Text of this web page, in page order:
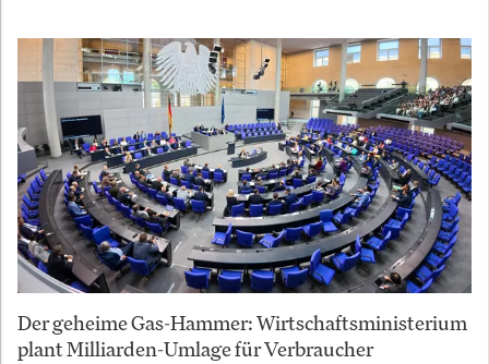
Der geheime Gas-Hammer: Wirtschaftsministerium
plant Milliarden-Umlage für Verbraucher